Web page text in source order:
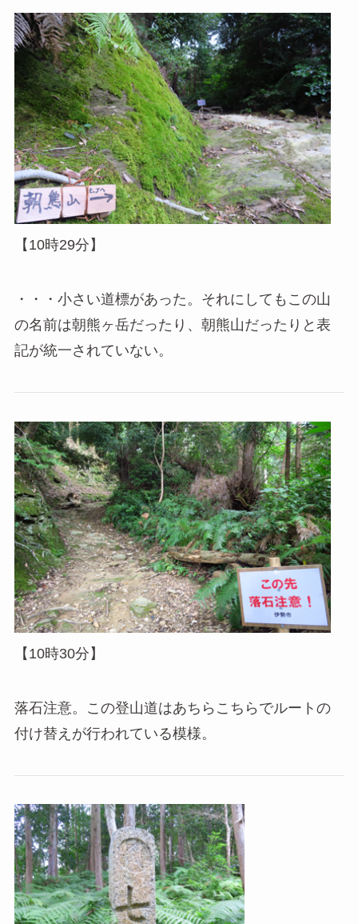
【10時29分】
・・・小さい道標があった。それにしてもこの山
の名前は朝熊ヶ岳だったり、朝熊山だったりと表
記が統一されていない。
【10時30分】
落石注意。この登山道はあちらこちらでルートの
付け替えが行われている模様。